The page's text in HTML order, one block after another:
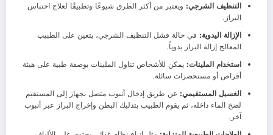
التنظيف الشرجي: ويعتبر من أكثر الطرق شيوعًا وتطبيقًا لعلاج احتباس
البراز.
الإزالة اليدوية: في حالة فشل التنظيف الشرجي، يتعين على الطبيب
المعالج إزالة البراز يدوياً.
استخدام الملينات: يمكن للأشخاص تناول الملينات بوصفة طبية على هيئة
أقراص أو مستحضرات سائلة.
الغسيل المستقيمي: عن طريق إدخال أنبوب متصل بجهاز إلى المستقيم
لضخ الماء داخله، ثم يقوم الطبيب بتدليك البطن وإخراج البراز عبر أنبوب
آخر.